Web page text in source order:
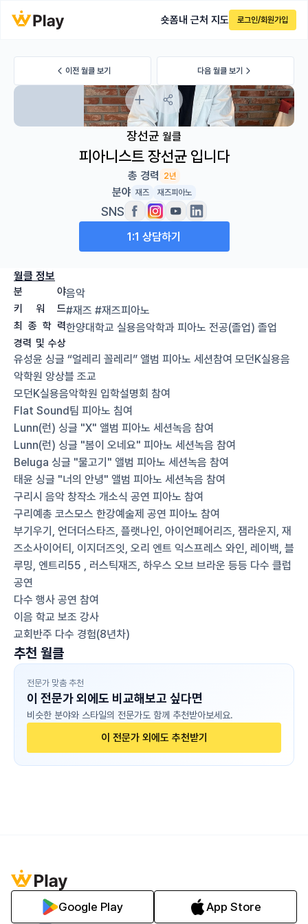
숏폼내 근처 지도 로그인/회원가입
이전 월클 보기 다음 월클 보기
장선균 월클
피아니스트 장선균 입니다
총 경력 2년
분야 재즈 재즈피아노
SNS
1:1 상담하기
월클 정보
분 야음악
키 워 드#재즈 #재즈피아노
최 종 학 력한양대학교 실용음악학과 피아노 전공(졸업) 졸업
경력 및 수상
유성윤 싱글 “얼레리 꼴레리” 앨범 피아노 세션참여 모던K실용음
악학원 앙상블 조교
모던K실용음악학원 입학설명회 참여
Flat Sound팀 피아노 침여
Lunn(런) 싱글 "X" 앨범 피아노 세션녹음 참여
Lunn(런) 싱글 "봄이 오네요" 피아노 세션녹음 참여
Beluga 싱글 "물고기" 앨범 피아노 세션녹음 참여
태윤 싱글 "너의 안녕" 앨범 피아노 세션녹음 참여
구리시 음악 창작소 개소식 공연 피아노 참여
구리예총 코스모스 한강예술제 공연 피아노 참여
부기우기, 언더더스타즈, 플랫나인, 아이언페어리즈, 잼라운지, 재
즈소사이어티, 이지더즈잇, 오리 엔트 익스프레스 와인, 레이백, 블
루밍, 엔트리55 , 러스틱재즈, 하우스 오브 브라운 등등 다수 클럽
공연
다수 행사 공연 참여
이음 학교 보조 강사
교회반주 다수 경험(8년차)
추천 월클
전문가 맞춤 추천
이 전문가 외에도 비교해보고 싶다면
비슷한 분야와 스타일의 전문가도 함께 추천받아보세요.
이 전문가 외에도 추천받기
Google Play App Store